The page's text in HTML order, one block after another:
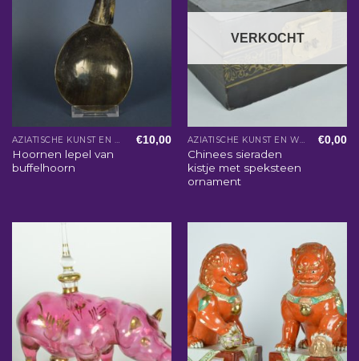
AZIATISCHE KUNST EN WOONACCESSOIRES
Hoornen lepel van
buffelhoorn
€10,00
VERKOCHT
AZIATISCHE KUNST EN WOONACCESSOIRES
Chinees sieraden
kistje met speksteen
ornament
€0,00